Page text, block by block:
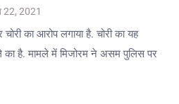
22, 2021
का आरोप लगाया है. चोरी का यह
का है. मामले में मिजोरम ने असम पुलिस पर